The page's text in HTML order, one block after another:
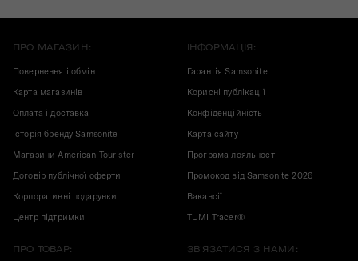
ПРО МАГАЗИН:
Повернення і обмін
Карта магазинів
Оплата і доставка
Історія бренду Samsonite
Магазини American Tourister
Договір публічної оферти
Корпоративні подарунки
Центр підтримки
ІНФОРМАЦІЯ:
Гарантія Samsonite
Корисні публікації
Конфіденційність
Карта сайту
Програма лояльності
Промокод від Samsonite 2026
Вакансії
TUMI Tracer®
ПРО ТОВАР: ЗВ'ЯЗАТИСЯ З НАМИ: